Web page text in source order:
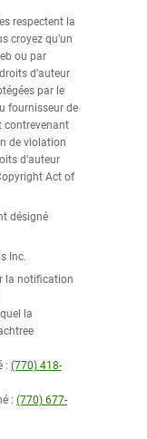
respectent la
croyez qu’un
ou par
d’auteur
par le
fournisseur de
contrevenant
de violation
d’auteur
Act of
désigné
Inc.
la notification
la
: (770) 418-
: (770) 677-